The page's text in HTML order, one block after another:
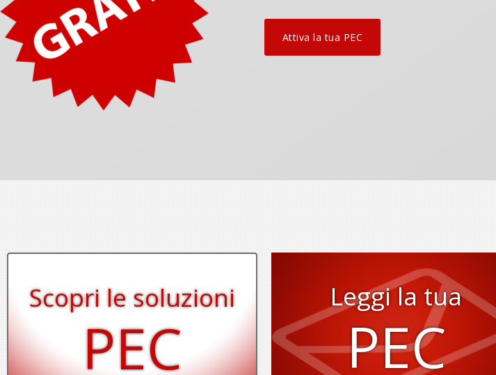
Attiva la tua PEC
Scopri le soluzioni
PEC
Leggi la tua
PEC